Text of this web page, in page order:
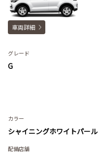
車両詳細
グレード
G
カラー
シャイニングホワイトパール
配備店舗